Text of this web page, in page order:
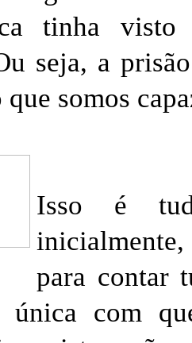
tinha
seja, a
que somos
Isso é
para contar
com